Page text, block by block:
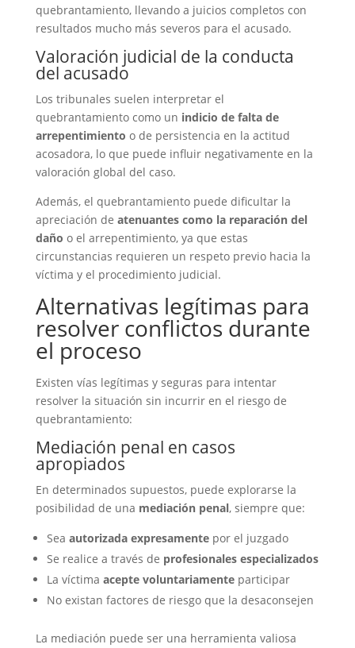
quebrantamiento, llevando a juicios completos con
resultados mucho más severos para el acusado.
Valoración judicial de la conducta
del acusado
Los tribunales suelen interpretar el
quebrantamiento como un indicio de falta de
arrepentimiento o de persistencia en la actitud
acosadora, lo que puede influir negativamente en la
valoración global del caso.
Además, el quebrantamiento puede dificultar la
apreciación de atenuantes como la reparación del
daño o el arrepentimiento, ya que estas
circunstancias requieren un respeto previo hacia la
víctima y el procedimiento judicial.
Alternativas legítimas para
resolver conflictos durante
el proceso
Existen vías legítimas y seguras para intentar
resolver la situación sin incurrir en el riesgo de
quebrantamiento:
Mediación penal en casos
apropiados
En determinados supuestos, puede explorarse la
posibilidad de una mediación penal, siempre que:
Sea autorizada expresamentepor el juzgado
Se realice a través de profesionales especializados
La víctima acepte voluntariamenteparticipar
No existan factores de riesgo que la desaconsejen
La mediación puede ser una herramienta valiosa